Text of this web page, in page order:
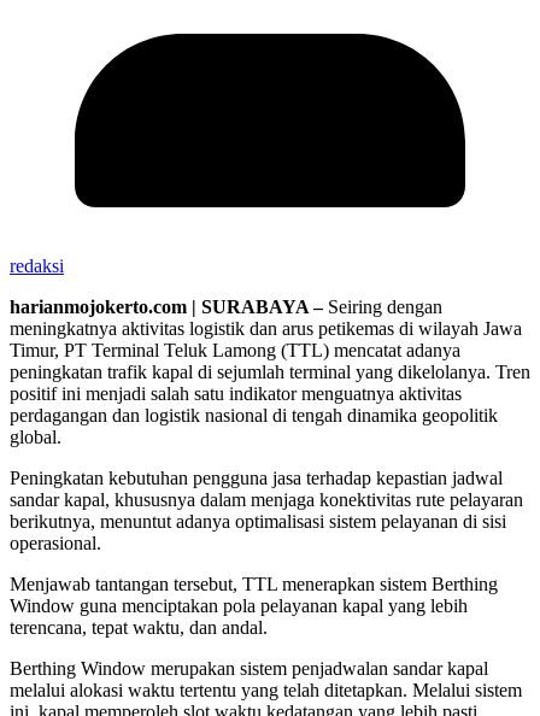
redaksi
harianmojokerto.com | SURABAYA – Seiring dengan
meningkatnya aktivitas logistik dan arus petikemas di wilayah Jawa
Timur, PT Terminal Teluk Lamong (TTL) mencatat adanya
peningkatan trafik kapal di sejumlah terminal yang dikelolanya. Tren
positif ini menjadi salah satu indikator menguatnya aktivitas
perdagangan dan logistik nasional di tengah dinamika geopolitik
global.
Peningkatan kebutuhan pengguna jasa terhadap kepastian jadwal
sandar kapal, khususnya dalam menjaga konektivitas rute pelayaran
berikutnya, menuntut adanya optimalisasi sistem pelayanan di sisi
operasional.
Menjawab tantangan tersebut, TTL menerapkan sistem Berthing
Window guna menciptakan pola pelayanan kapal yang lebih
terencana, tepat waktu, dan andal.
Berthing Window merupakan sistem penjadwalan sandar kapal
melalui alokasi waktu tertentu yang telah ditetapkan. Melalui sistem
ini, kapal memperoleh slot waktu kedatangan yang lebih pasti